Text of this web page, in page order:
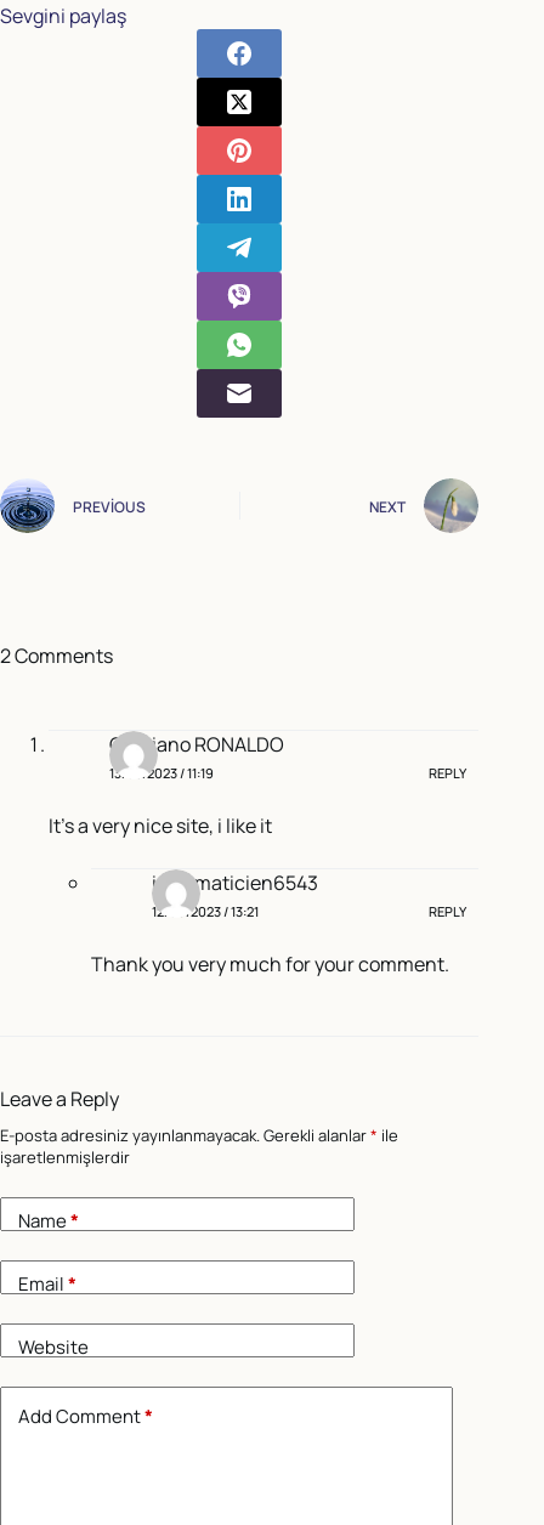
Sevgini paylaş
PREVIOUS NEXT
2 Comments
Cristiano RONALDO
13/05/2023 / 11:19 REPLY
It’s a very nice site, i like it
informaticien6543
12/06/2023 / 13:21 REPLY
Thank you very much for your comment.
Leave a Reply
E-posta adresiniz yayınlanmayacak.Gerekli alanlar* ile
işaretlenmişlerdir
Name*
Email*
Website
Add Comment*